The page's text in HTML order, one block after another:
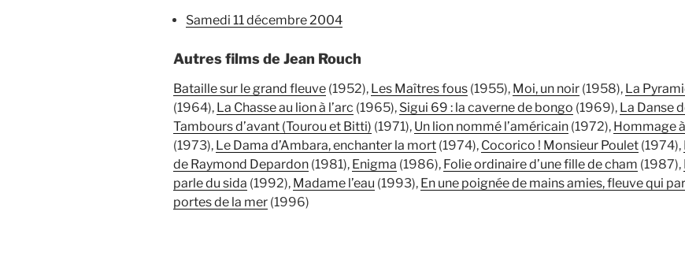
samedi 11 décembre 2004
Autres films de Jean Rouch
Bataille sur le grand fleuve (1952), Les Maîtres fous (1955), Moi, un noir (1958), La
(1964), La Chasse au lion à l’arc (1965), Sigui 69 : la caverne de bongo (1969), La Danse
Tambours d’avant (Tourou et Bitti) (1971), Un lion nommé l’américain (1972), Hommage
(1973), Le Dama d’Ambara, enchanter la mort (1974), Cocorico ! Monsieur Poulet (1974),
de Raymond Depardon (1981), Enigma (1986), Folie ordinaire d’une fille de cham (1987),
parle du sida (1992), Madame l’eau (1993), En une poignée de mains amies, fleuve qui
portes de la mer (1996)